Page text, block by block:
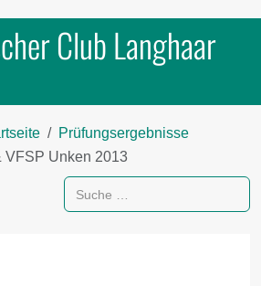
Club Langhaar
Prüfungsergebnisse
VFSP Unken 2013
Suchen